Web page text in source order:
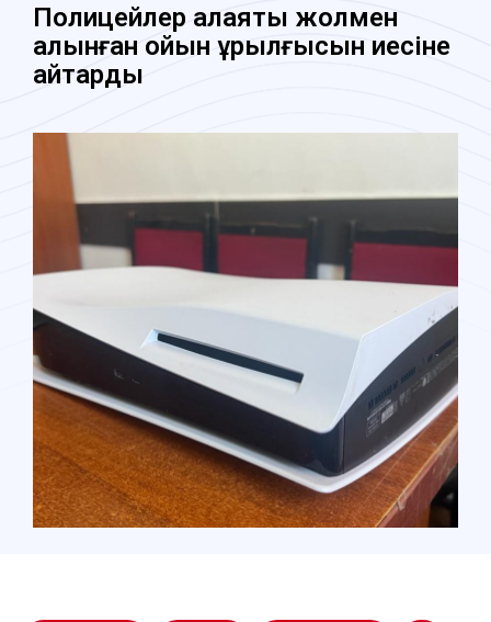
Полицейлер алаяқтық жолмен
алынған ойын құрылғысын иесіне
қайтарды